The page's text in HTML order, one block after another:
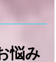
悩み